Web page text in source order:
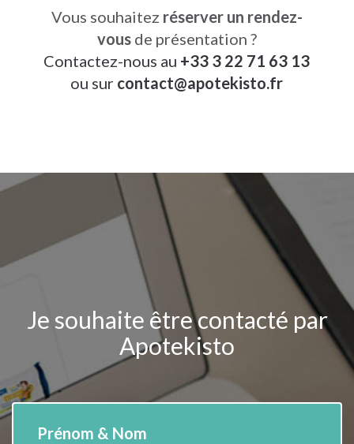
Vous souhaitez réserver un rendez-
vousde présentation ?
Contactez-nous au +33 3 22 71 63 13
ou sur contact@apotekisto.fr
Je souhaite être contacté par
Apotekisto
Prénom & Nom